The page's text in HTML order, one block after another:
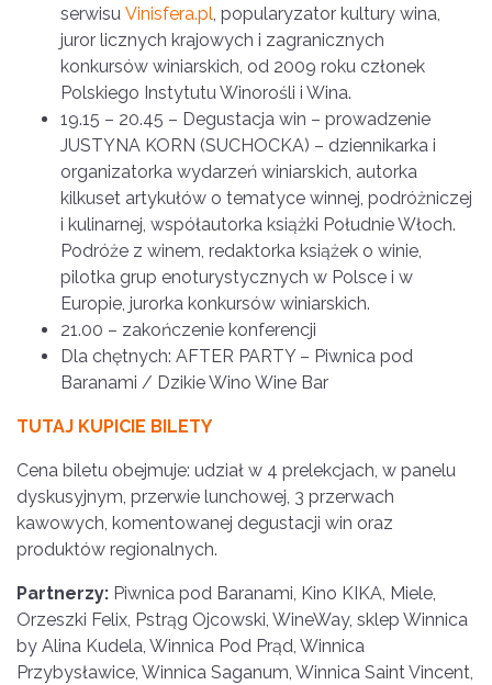
serwisu Vinisfera.pl, popularyzator kultury wina,
juror licznych krajowych i zagranicznych
konkursów winiarskich, od 2009 roku członek
Polskiego Instytutu Winorośli i Wina.
19.15 – 20.45 – Degustacja win – prowadzenie
JUSTYNA KORN (SUCHOCKA) – dziennikarka i
organizatorka wydarzeń winiarskich, autorka
kilkuset artykułów o tematyce winnej, podróżniczej
i kulinarnej, współautorka książki Południe Włoch.
Podróże z winem, redaktorka książek o winie,
pilotka grup enoturystycznych w Polsce i w
Europie, jurorka konkursów winiarskich.
21.00 – zakończenie konferencji
Dla chętnych: AFTER PARTY – Piwnica pod
Baranami / Dzikie Wino Wine Bar
TUTAJ KUPICIE BILETY
Cena biletu obejmuje: udział w 4 prelekcjach, w panelu
dyskusyjnym, przerwie lunchowej, 3 przerwach
kawowych, komentowanej degustacji win oraz
produktów regionalnych.
Partnerzy: Piwnica pod Baranami, Kino KIKA, Miele,
Orzeszki Felix, Pstrąg Ojcowski, WineWay, sklep Winnica
by Alina Kudela, Winnica Pod Prąd, Winnica
Przybysławice, Winnica Saganum, Winnica Saint Vincent,